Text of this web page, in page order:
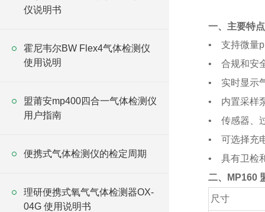
仪说明书
霍尼韦尔BW Flex4气体检测仪
使用说明
盟莆安mp400四合一气体检测仪
用户指南
便携式气体检测仪的检定周期
理研便携式氧气气体检测器OX-
04G 使用说明书
一、主要特
• 支持微量
• 合规和安
• 实时显示
• 内置采样
• 传感器、
• 可选择充
• 具有卫检
二、MP160
尺寸